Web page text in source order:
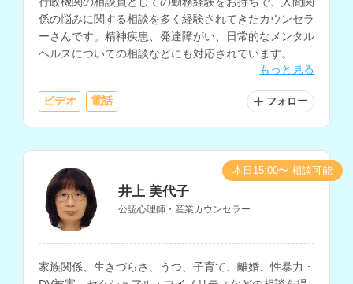
係の悩みに関する相談を多く経験されてきたカウンセラ
ーさんです。精神疾患、発達障がい、日常的なメンタル
ヘルスについての相談などにも対応されています。
もっと見る
ビデオ 電話 フォロー
井上 美代子
公認心理師・産業カウンセラー
家族関係、生きづらさ、うつ、子育て、離婚、性暴力・
本日15:00〜 相談可能